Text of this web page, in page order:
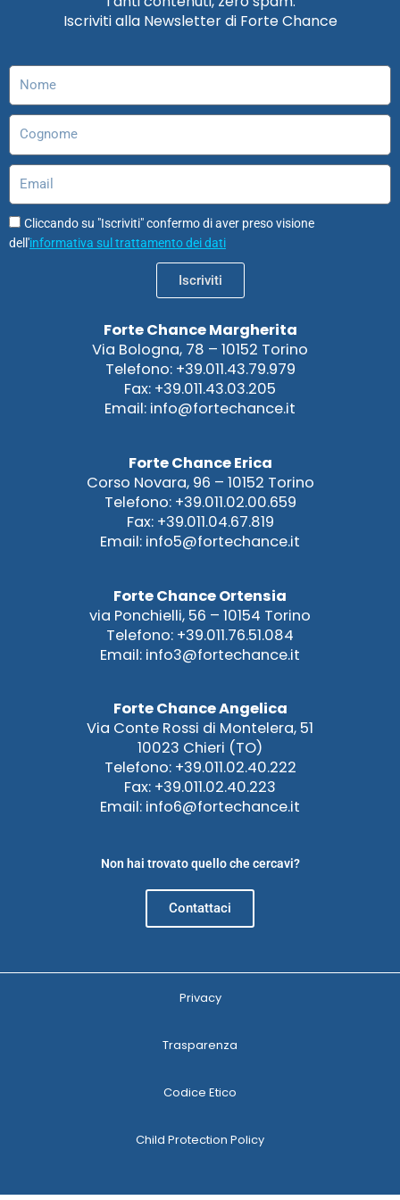
b
o
k
a
g
a
e
d
n
u
b
o
d
n
a
p
Iscriviti alla Newsletter di Forte Chance
Cliccando su "Iscriviti" confermo di aver preso visione
dell'informativa sul trattamento dei dati
Iscriviti
Forte Chance Margherita
Via Bologna, 78 – 10152 Torino
Telefono: +39.011.43.79.979
Fax: +39.011.43.03.205
Email: info@fortechance.it
Forte Chance Erica
Corso Novara, 96 – 10152 Torino
Telefono: +39.011.02.00.659
Fax: +39.011.04.67.819
Email: info5@fortechance.it
Forte Chance Ortensia
via Ponchielli, 56 – 10154 Torino
Telefono: +39.011.76.51.084
Email: info3@fortechance.it
Forte Chance Angelica
Via Conte Rossi di Montelera, 51
10023 Chieri (TO)
Telefono: +39.011.02.40.222
Fax: +39.011.02.40.223
Email: info6@fortechance.it
Non hai trovato quello che cercavi?
Contattaci
Privacy
Trasparenza
Codice Etico
Child Protection Policy